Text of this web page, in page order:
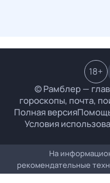
© Рамблер —
гороскопы, почта,
Полная версия
Условия
18+
На
рекомендательные